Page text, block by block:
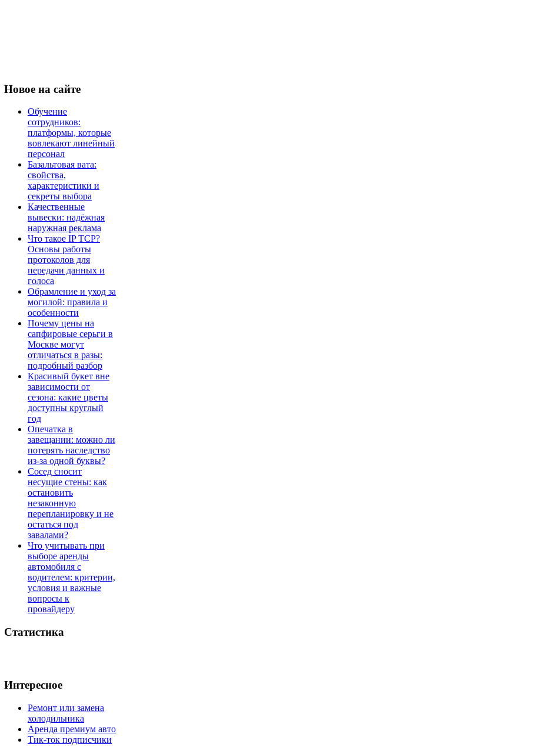
Новое на сайте
Обучение
сотрудников:
платформы, которые
вовлекают линейный
персонал
Базальтовая вата:
свойства,
характеристики и
секреты выбора
Качественные
вывески: надёжная
наружная реклама
Что такое IP TCP?
Основы работы
протоколов для
передачи данных и
голоса
Обрамление и уход за
могилой: правила и
особенности
Почему цены на
сапфировые серьги в
Москве могут
отличаться в разы:
подробный разбор
Красивый букет вне
зависимости от
сезона: какие цветы
доступны круглый
год
Опечатка в
завещании: можно ли
потерять наследство
из-за одной буквы?
Сосед сносит
несущие стены: как
остановить
незаконную
перепланировку и не
остаться под
завалами?
Что учитывать при
выборе аренды
автомобиля с
водителем: критерии,
условия и важные
вопросы к
провайдеру
Статистика
Интересное
Ремонт или замена
холодильника
Аренда премиум авто
Тик-ток подписчики